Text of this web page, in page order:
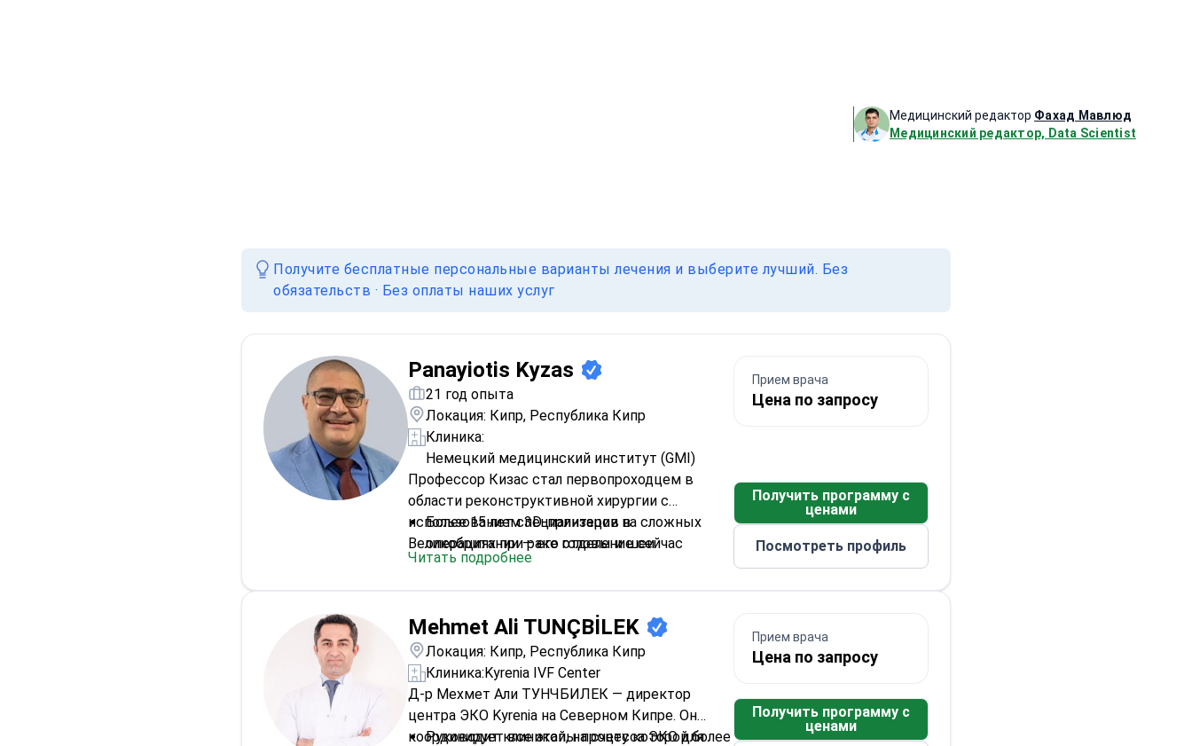
Медицинский редактор Фахад Мавлюд
Медицинский редактор, Data Scientist
Получите бесплатные персональные варианты лечения и выберите лучший. Без
обязательств · Без оплаты наших услуг
Panayiotis Kyzas
21 год опыта
Локация: Кипр, Республика Кипр
Клиника:
Немецкий медицинский институт (GMI)
Профессор Кизас стал первопроходцем в
области реконструктивной хирургии с
использованием 3D-принтеров в
Великобритании — его отделение сейчас
лидирует по количеству успешных случаев
персонализированного планирования.
Более 15 лет специализации на сложных
операциях при раке головы и шеи
Обладатель бронзовой Национальной премии
за клиническое мастерство
Maxillofacial Surgery
Главный исследователь в крупнейшем в
Великобритании рандомизированном
контролируемом исследовании в области
ЧЛХ
Сертифицирован в области
Читать подробнее
Прием врача
Цена по запросу
Получить программу с
ценами
Посмотреть профиль
Mehmet Ali TUNÇBİLEK
Локация: Кипр, Республика Кипр
Клиника:Kyrenia IVF Center
Д-р Мехмет Али ТУНЧБИЛЕК — директор
центра ЭКО Kyrenia на Северном Кипре. Он
координирует все этапы процесса ЭКО для
Руководит клиникой, на счету которой более
Прием врача
Цена по запросу
Получить программу с
ценами